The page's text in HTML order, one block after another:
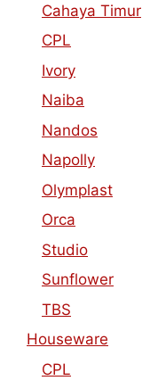
Cahaya Timur
CPL
Ivory
Naiba
Nandos
Napolly
Olymplast
Orca
Studio
Sunflower
TBS
Houseware
CPL